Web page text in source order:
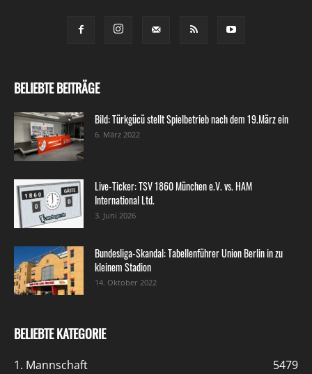
BELIEBTE BEITRÄGE
Bild: Türkgücü stellt Spielbetrieb nach dem 19.März ein
6. März 2022
Live-Ticker: TSV 1860 München e.V. vs. HAM
International Ltd.
3. Juni 2026
Bundesliga-Skandal: Tabellenführer Union Berlin in zu
kleinem Stadion
14. Oktober 2022
BELIEBTE KATEGORIE
1. Mannschaft 5479